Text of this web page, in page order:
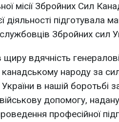
місії Збройних Сил
діяльності підготувала
Збройних сил
вдячність
народу за
в нашій боротьбі
допомогу,
професійної